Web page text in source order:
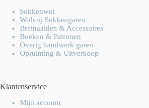
Sokkenwol
Wolvrij Sokkengaren
Breinaalden & Accessoires
Boeken & Patronen
Overig handwerk garen
Opruiming & Uitverkoop
Klantenservice
Mijn account